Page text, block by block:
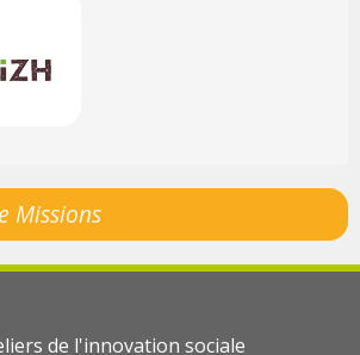
Missions
de l'innovation sociale